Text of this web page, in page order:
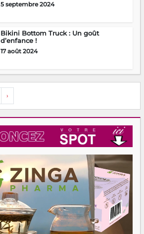
5 septembre 2024
Bikini Bottom Truck : Un goût
d’enfance !
17 août 2024
›